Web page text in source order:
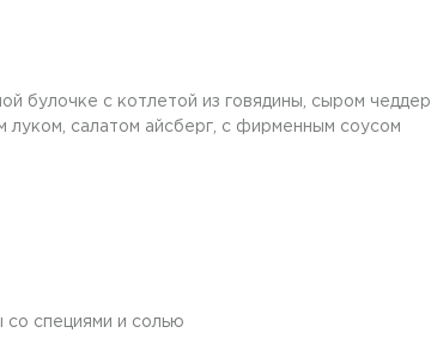
булочке с котлетой из говядины, сыром чеддер,
луком, салатом айсберг, с фирменным соусом
со специями и солью